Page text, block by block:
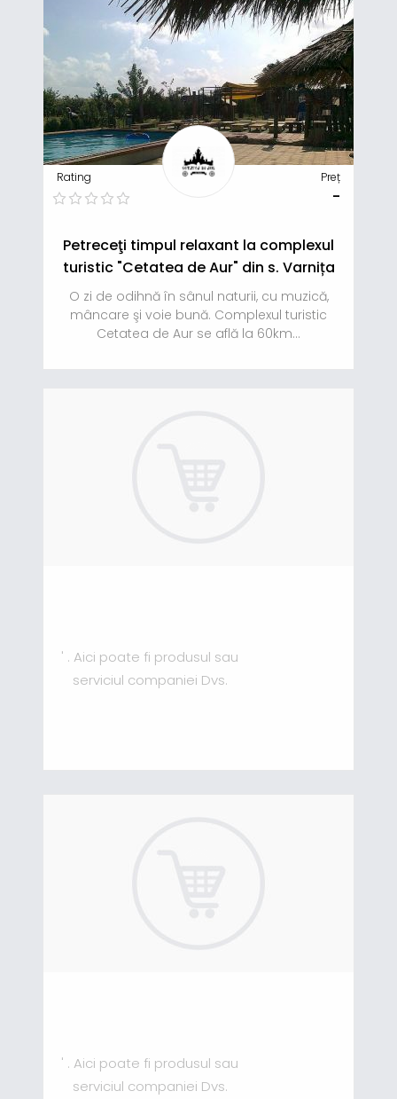
Rating Preț
-
Petreceţi timpul relaxant la complexul
turistic "Cetatea de Aur" din s. Varnița
O zi de odihnă în sânul naturii, cu muzică,
mâncare şi voie bună. Complexul turistic
Cetatea de Aur se află la 60km...
' . Aici poate fi produsul sau
serviciul companiei Dvs.
' . Aici poate fi produsul sau
serviciul companiei Dvs.